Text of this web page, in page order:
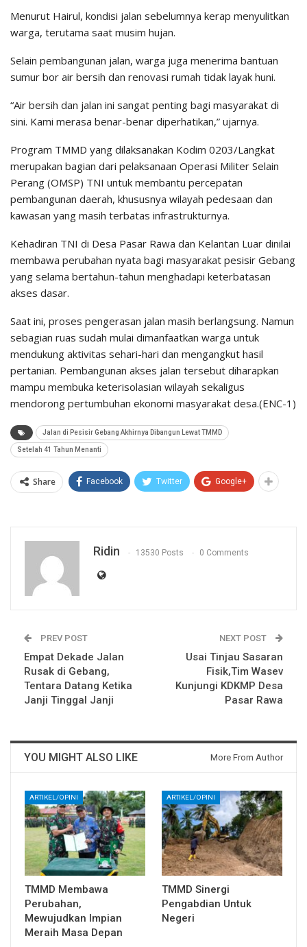
Menurut Hairul, kondisi jalan sebelumnya kerap menyulitkan
warga, terutama saat musim hujan.
Selain pembangunan jalan, warga juga menerima bantuan
sumur bor air bersih dan renovasi rumah tidak layak huni.
“Air bersih dan jalan ini sangat penting bagi masyarakat di
sini. Kami merasa benar-benar diperhatikan,” ujarnya.
Program TMMD yang dilaksanakan Kodim 0203/Langkat
merupakan bagian dari pelaksanaan Operasi Militer Selain
Perang (OMSP) TNI untuk membantu percepatan
pembangunan daerah, khususnya wilayah pedesaan dan
kawasan yang masih terbatas infrastrukturnya.
Kehadiran TNI di Desa Pasar Rawa dan Kelantan Luar dinilai
membawa perubahan nyata bagi masyarakat pesisir Gebang
yang selama bertahun-tahun menghadapi keterbatasan
akses dasar.
Saat ini, proses pengerasan jalan masih berlangsung. Namun
sebagian ruas sudah mulai dimanfaatkan warga untuk
mendukung aktivitas sehari-hari dan mengangkut hasil
pertanian. Pembangunan akses jalan tersebut diharapkan
mampu membuka keterisolasian wilayah sekaligus
mendorong pertumbuhan ekonomi masyarakat desa.(ENC-1)
Jalan di Pesisir Gebang Akhirnya Dibangun Lewat TMMD
Setelah 41 Tahun Menanti
Share Facebook Twitter Google+
Ridin 13530 Posts 0 Comments
PREV POST
Empat Dekade Jalan
Rusak di Gebang,
Tentara Datang Ketika
Janji Tinggal Janji
NEXT POST
Usai Tinjau Sasaran
Fisik,Tim Wasev
Kunjungi KDKMP Desa
Pasar Rawa
YOU MIGHT ALSO LIKE More From Author
ARTIKEL/OPINI
TMMD Membawa
Perubahan,
Mewujudkan Impian
Meraih Masa Depan
ARTIKEL/OPINI
TMMD Sinergi
Pengabdian Untuk
Negeri